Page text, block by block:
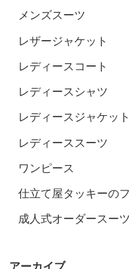
メンズスーツ
レザージャケット
レディースコート
レディースシャツ
レディースジャケット
レディーススーツ
ワンピース
仕立て屋タッキーの
成人式オーダースーツ
アーカイブ